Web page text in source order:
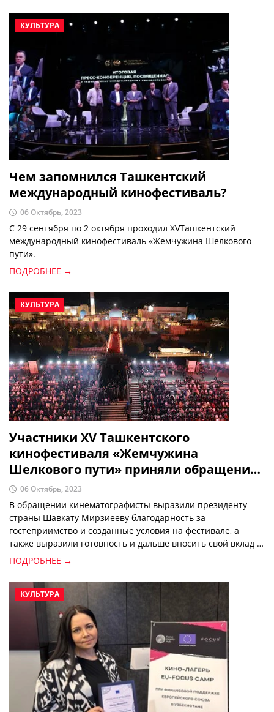
КУЛЬТУРА
Чем запомнился Ташкентский
международный кинофестиваль?
06 Октябрь, 2023
С 29 сентября по 2 октября проходил XVТашкентский
международный кинофестиваль «Жемчужина Шелкового
пути».
ПОДРОБНЕЕ →
КУЛЬТУРА
Участники XV Ташкентского
кинофестиваля «Жемчужина
Шелкового пути» приняли обращение
к президенту Узбекистана
06 Октябрь, 2023
В обращении кинематографисты выразили президенту
страны Шавкату Мирзиёеву благодарность за
гостеприимство и созданные условия на фестивале, а
также выразили готовность и дальше вносить свой вклад в
развитие индустрии.
ПОДРОБНЕЕ →
КУЛЬТУРА